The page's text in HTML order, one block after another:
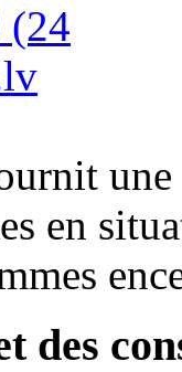
(24
une
en
des